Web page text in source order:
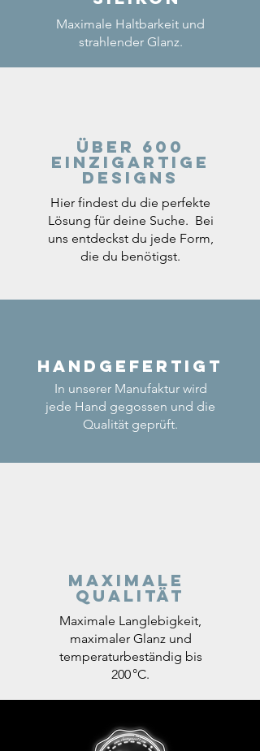
Maximale Haltbarkeit und
strahlender Glanz.
Über 600
einzigartige
Designs
Hier findest du die perfekte
Lösung für deine Suche. Bei
uns entdeckst du jede Form,
die du benötigst.
Handgefertigt
In unserer Manufaktur wird
jede Hand gegossen und die
Qualität geprüft.
Maximale
Qualität
Maximale Langlebigkeit,
maximaler Glanz und
temperaturbeständig bis
200 °C.